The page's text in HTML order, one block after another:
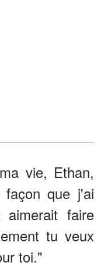
vie, Ethan,
que j'ai
faire
tu veux
toi."